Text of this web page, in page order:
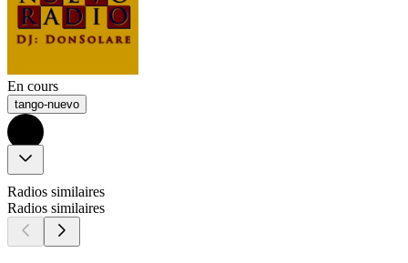
En cours
tango-nuevo
Radios similaires
Radios similaires